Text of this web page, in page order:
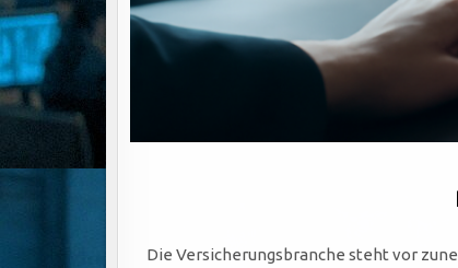
Die Versicherungsbranche steht vor